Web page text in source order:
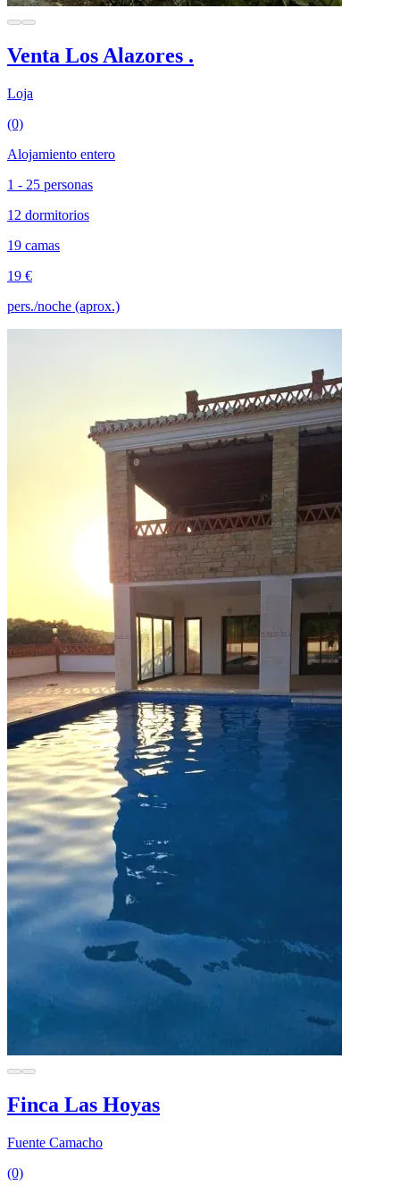
Venta Los Alazores .
Loja
(0)
Alojamiento entero
1 - 25 personas
12 dormitorios
19 camas
19 €
pers./noche (aprox.)
Finca Las Hoyas
Fuente Camacho
(0)